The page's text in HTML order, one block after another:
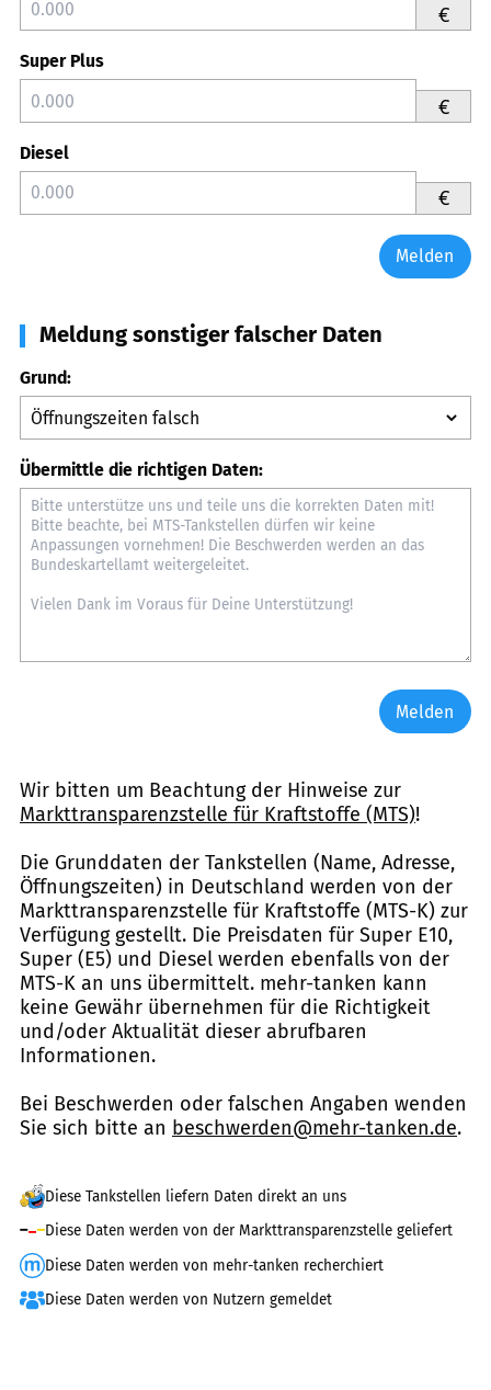
€
Super Plus
€
Diesel
€
Melden
Meldung sonstiger falscher Daten
Grund:
Übermittle die richtigen Daten:
Melden
Wir bitten um Beachtung der Hinweise zur
Markttransparenzstelle für Kraftstoffe (MTS)!
Die Grunddaten der Tankstellen (Name, Adresse,
Öffnungszeiten) in Deutschland werden von der
Markttransparenzstelle für Kraftstoffe (MTS-K) zur
Verfügung gestellt. Die Preisdaten für Super E10,
Super (E5) und Diesel werden ebenfalls von der
MTS-K an uns übermittelt. mehr-tanken kann
keine Gewähr übernehmen für die Richtigkeit
und/oder Aktualität dieser abrufbaren
Informationen.
Bei Beschwerden oder falschen Angaben wenden
Sie sich bitte an beschwerden@mehr-tanken.de.
Diese Tankstellen liefern Daten direkt an uns
Diese Daten werden von der Markttransparenzstelle geliefert
Diese Daten werden von mehr-tanken recherchiert
Diese Daten werden von Nutzern gemeldet